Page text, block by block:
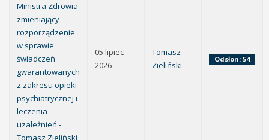
Ministra Zdrowia
zmieniający
rozporządzenie
w sprawie
świadczeń
gwarantowanych
z zakresu opieki
psychiatrycznej i
leczenia
uzależnień -
Tomasz Zieliński
05 lipiec
2026
Tomasz
Zieliński
Odsłon: 54